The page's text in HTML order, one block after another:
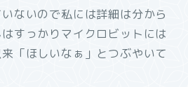
ないので私には詳細は分から
すっかりマイクロビットには
「ほしいなぁ」とつぶやいて